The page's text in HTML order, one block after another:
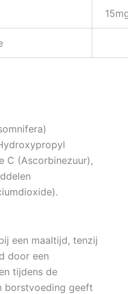
C (Ascorbinezuur),
een maaltijd, tenzij
door een
tijdens de
borstvoeding geeft